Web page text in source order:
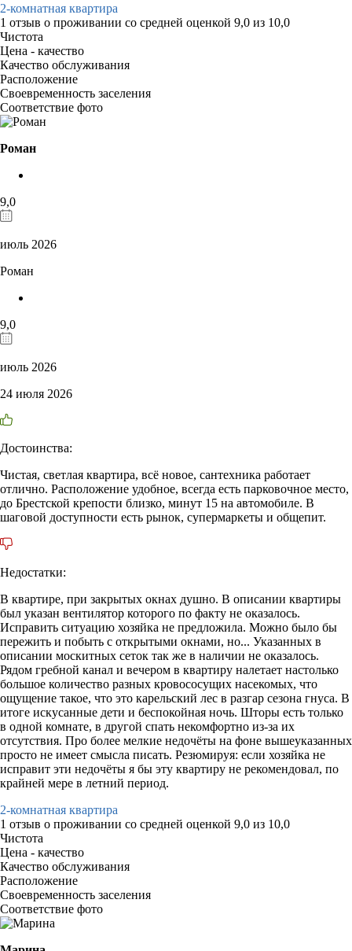
2-комнатная квартира
1 отзыв о проживании со средней оценкой 9,0 из 10,0
Чистота
Цена - качество
Качество обслуживания
Расположение
Своевременность заселения
Соответствие фото
Роман
9,0
июль 2026
Роман
9,0
июль 2026
24 июля 2026
Достоинства:
Чистая, светлая квартира, всё новое, сантехника работает
отлично. Расположение удобное, всегда есть парковочное место,
до Брестской крепости близко, минут 15 на автомобиле. В
шаговой доступности есть рынок, супермаркеты и общепит.
Недостатки:
В квартире, при закрытых окнах душно. В описании квартиры
был указан вентилятор которого по факту не оказалось.
Исправить ситуацию хозяйка не предложила. Можно было бы
пережить и побыть с открытыми окнами, но... Указанных в
описании москитных сеток так же в наличии не оказалось.
Рядом гребной канал и вечером в квартиру налетает настолько
большое количество разных кровососущих насекомых, что
ощущение такое, что это карельский лес в разгар сезона гнуса. В
итоге искусанные дети и беспокойная ночь. Шторы есть только
в одной комнате, в другой спать некомфортно из-за их
отсутствия. Про более мелкие недочёты на фоне вышеуказанных
просто не имеет смысла писать. Резюмируя: если хозяйка не
исправит эти недочёты я бы эту квартиру не рекомендовал, по
крайней мере в летний период.
2-комнатная квартира
1 отзыв о проживании со средней оценкой 9,0 из 10,0
Чистота
Цена - качество
Качество обслуживания
Расположение
Своевременность заселения
Соответствие фото